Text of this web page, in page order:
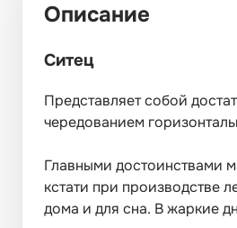
Описание
Ситец
Представляет собой
чередованием
Главными достоинствами
кстати при производстве
дома и для сна. В жаркие